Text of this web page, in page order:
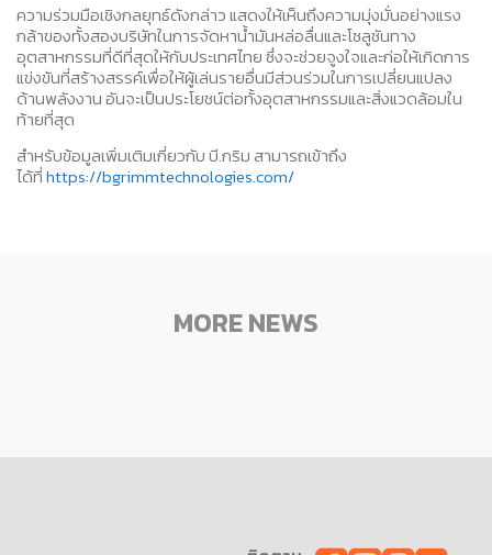
ความร่วมมือเชิงกลยุทธ์ดังกล่าว แสดงให้เห็นถึงความมุ่งมั่นอย่างแรง
กล้าของทั้งสองบริษัทในการจัดหาน้ำมันหล่อลื่นและโซลูชันทาง
อุตสาหกรรมที่ดีที่สุดให้กับประเทศไทย ซึ่งจะช่วยจูงใจและก่อให้เกิดการ
แข่งขันที่สร้างสรรค์เพื่อให้ผู้เล่นรายอื่นมีส่วนร่วมในการเปลี่ยนแปลง
ด้านพลังงาน อันจะเป็นประโยชน์ต่อทั้งอุตสาหกรรมและสิ่งแวดล้อมใน
ท้ายที่สุด
สำหรับข้อมูลเพิ่มเติมเกี่ยวกับ บี.กริม สามารถเข้าถึง
ได้ที่https://bgrimmtechnologies.com/
MORE NEWS